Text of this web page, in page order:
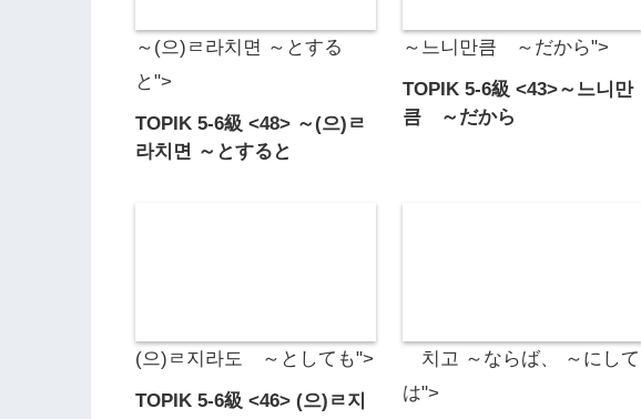
～(으)ㄹ라치면 ～とする
と">
TOPIK 5-6級 <48> ～(으)ㄹ
라치면 ～とすると
～느니만큼 ～だから">
TOPIK 5-6級 <43>～느니만
큼 ～だから
(으)ㄹ지라도 ～としても">
TOPIK 5-6級 <46> (으)ㄹ지
치고 ～ならば、 ～にして
は">